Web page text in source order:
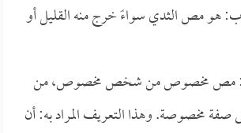
هو مص الثدي سواءً خرج منه القليل أو
مص مخصوص من شخص مخصوص، من
مخصوصة. وهذا التعريف المراد به: أن